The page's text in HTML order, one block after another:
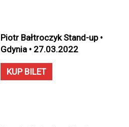
Piotr Bałtroczyk Stand-up •
Gdynia • 27.03.2022
KUP BILET